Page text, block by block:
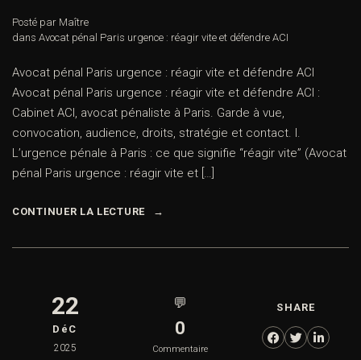
Posté par Maître
dans Avocat pénal Paris urgence : réagir vite et défendre ACI
Avocat pénal Paris urgence : réagir vite et défendre ACI
Avocat pénal Paris urgence : réagir vite et défendre ACI :
Cabinet ACI, avocat pénaliste à Paris. Garde à vue,
convocation, audience, droits, stratégie et contact. I.
L’urgence pénale à Paris : ce que signifie “réagir vite” (Avocat
pénal Paris urgence : réagir vite et […]
CONTINUER LA LECTURE
22
DéC
2025
💬
0
Commentaire
SHARE